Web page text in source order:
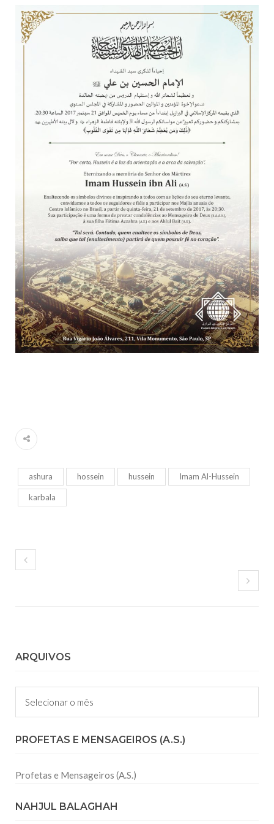
10 DE NOVEMBRO DE 2013
Falecimento do Imam Ali Ibn Al-Hussein
Em nome de Deus, o Clemente, o Misericordioso! Diante da
data em que relembramos o martírio do quarto Imam dos
muçulmanos, o Imam Ali Ibn Al-Hussein Ibn Ali Ibn Abi Táleb
(A.S.), conhecido por “Zein Al-Ábidin” (Formosura
3 DE JULHO DE 2014
Centro Islâmico no Brasil recebe o ex-
ministro das Relações Exteriores da
República Islâmica do Irã
Na noite da quinta-feira, 03 de Abril, o Centro Islâmico no
Brasil recebeu em sua sede, em São Paulo, o ex-ministro das
Relações Exteriores da República Islâmica do Irã, Sr. Kamal
Kharrazi, que encontra-se visitando
ashura hossein hussein Imam Al-Hussein
karbala
ARQUIVOS
Arquivos
PROFETAS E MENSAGEIROS (A.S.)
Profetas e Mensageiros (A.S.)
NAHJUL BALAGHAH